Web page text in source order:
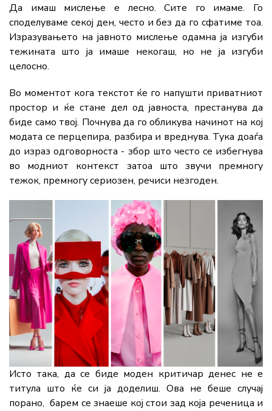
Да имаш мислење е лесно. Сите го имаме. Го
споделуваме секој ден, често и без да го сфатиме тоа.
Изразувањето на јавното мислење одамна ја изгуби
тежината што ја имаше некогаш, но не ја изгуби
целосно.
Во моментот кога текстот ќе го напушти приватниот
простор и ќе стане дел од јавноста, престанува да
биде само твој. Почнува да го обликува начинот на кој
модата се перцепира, разбира и вреднува. Тука доаѓа
до израз одговорноста - збор што често се избегнува
во модниот контекст затоа што звучи премногу
тежок, премногу сериозен, речиси незгоден.
Исто така, да се биде моден критичар денес не е
титула што ќе си ја доделиш. Ова не беше случај
порано, барем се знаеше кој стои зад која реченица и